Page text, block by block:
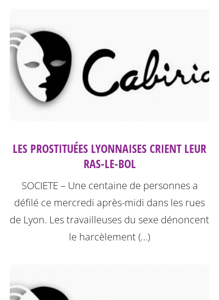
LES PROSTITUÉES LYONNAISES CRIENT LEUR
RAS-LE-BOL
SOCIETE – Une centaine de personnes a
défilé ce mercredi après-midi dans les rues
de Lyon. Les travailleuses du sexe dénoncent
le harcèlement (…)